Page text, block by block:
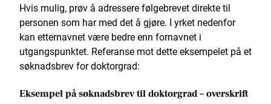
Hvis mulig, prøv å adressere følgebrevet direkte til
personen som har med det å gjøre. I yrket nedenfor
kan etternavnet være bedre enn fornavnet i
utgangspunktet. Referanse mot dette eksempelet på et
søknadsbrev for doktorgrad:
Eksempel på søknadsbrev til doktorgrad – overskrift